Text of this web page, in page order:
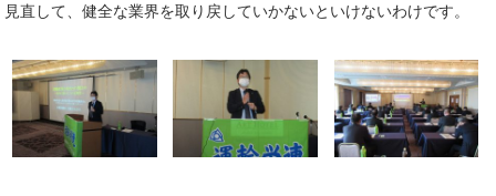
見直して、健全な業界を取り戻していかないといけないわけです。